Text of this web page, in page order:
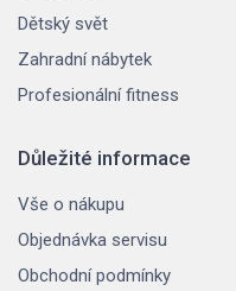
Dětský svět
Zahradní nábytek
Profesionální fitness
Důležité informace
Vše o nákupu
Objednávka servisu
Obchodní podmínky